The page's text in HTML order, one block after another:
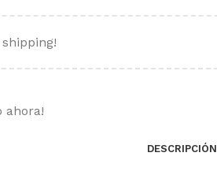
ahora!
DESCRIPCIÓN